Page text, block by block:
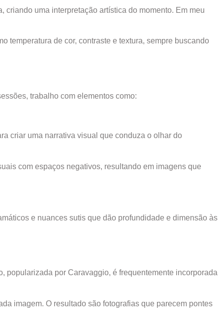
uma interpretação artística do momento. Em meu
temperatura de cor, contraste e textura, sempre buscando
trabalho com elementos como:
criar uma narrativa visual que conduza o olhar do
com espaços negativos, resultando em imagens que
e nuances sutis que dão profundidade e dimensão às
popularizada por Caravaggio, é frequentemente incorporada
imagem. O resultado são fotografias que parecem pontes